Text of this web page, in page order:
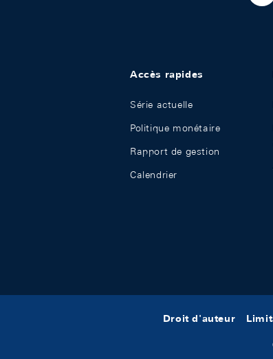
Accès rapides
Série actuelle
Politique monétaire
Rapport de gestion
Calendrier
Droit d'auteur